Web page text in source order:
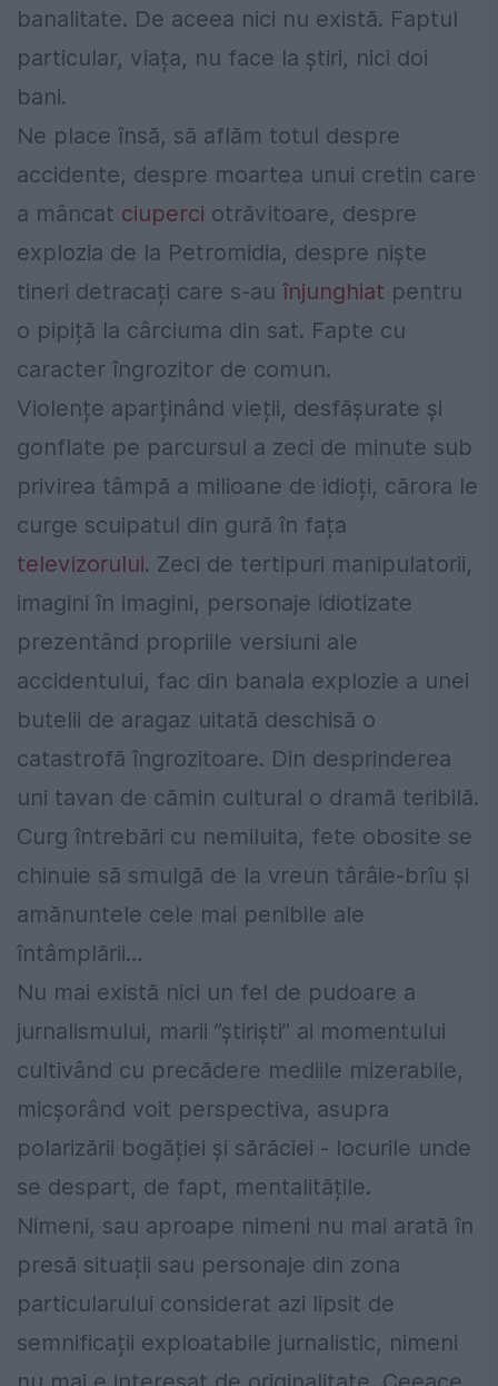
banalitate. De aceea nici nu există. Faptul
particular, viața, nu face la știri, nici doi
bani.
Ne place însă, să aflăm totul despre
accidente, despre moartea unui cretin care
a mâncat ciuperci otrăvitoare, despre
explozia de la Petromidia, despre niște
tineri detracați care s-au înjunghiat pentru
o pipiță la cârciuma din sat. Fapte cu
caracter îngrozitor de comun.
Violențe aparținând vieții, desfășurate și
gonflate pe parcursul a zeci de minute sub
privirea tâmpă a milioane de idioți, cărora le
curge scuipatul din gură în fața
televizorului. Zeci de tertipuri manipulatorii,
imagini în imagini, personaje idiotizate
prezentând propriile versiuni ale
accidentului, fac din banala explozie a unei
butelii de aragaz uitată deschisă o
catastrofă îngrozitoare. Din desprinderea
uni tavan de cămin cultural o dramă teribilă.
Curg întrebări cu nemiluita, fete obosite se
chinuie să smulgă de la vreun târâie-brîu și
amănuntele cele mai penibile ale
întâmplării…
Nu mai există nici un fel de pudoare a
jurnalismului, marii ”știriști” ai momentului
cultivând cu precădere mediile mizerabile,
micșorând voit perspectiva, asupra
polarizării bogăției și sărăciei - locurile unde
se despart, de fapt, mentalitățile.
Nimeni, sau aproape nimeni nu mai arată în
presă situații sau personaje din zona
particularului considerat azi lipsit de
semnificații exploatabile jurnalistic, nimeni